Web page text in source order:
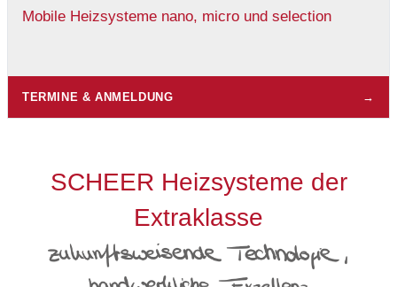
Mobile Heizsysteme nano, micro und selection
TERMINE & ANMELDUNG →
SCHEER Heizsysteme der
Extraklasse